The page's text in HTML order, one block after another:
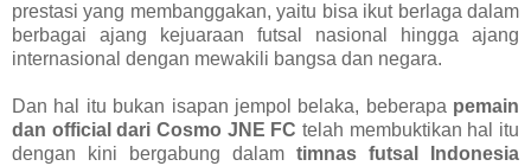
prestasi yang membanggakan, yaitu bisa ikut berlaga dalam
berbagai ajang kejuaraan futsal nasional hingga ajang
internasional dengan mewakili bangsa dan negara.
Dan hal itu bukan isapan jempol belaka, beberapa pemain
dan official dari Cosmo JNE FC telah membuktikan hal itu
dengan kini bergabung dalam timnas futsal Indonesia